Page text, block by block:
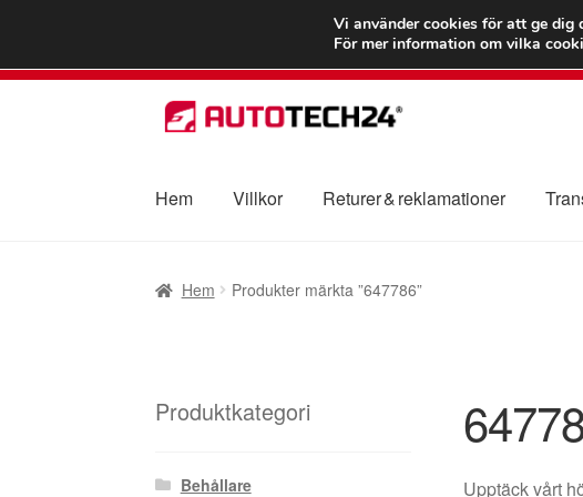
FRAKT från 75 kr
Hoppa
till
Hoppa
till
Hem Villkor Returer & reklamationer
Hem Produkter märkta ”647786”
Upptäck vårt
Produktkategori
Behållare
Vi använder cookies för att ge dig
För mer information om vilka